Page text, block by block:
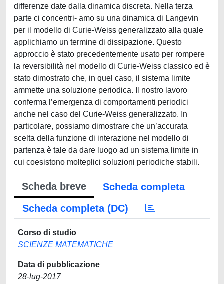
differenze date dalla dinamica discreta. Nella terza
parte ci concentri- amo su una dinamica di Langevin
per il modello di Curie-Weiss generalizzato alla quale
applichiamo un termine di dissipazione. Questo
approccio è stato precedentemente usato per rompere
la reversibilità nel modello di Curie-Weiss classico ed è
stato dimostrato che, in quel caso, il sistema limite
ammette una soluzione periodica. Il nostro lavoro
conferma l’emergenza di comportamenti periodici
anche nel caso del Curie-Weiss generalizzato. In
particolare, possiamo dimostrare che un’accurata
scelta della funzione di interazione nel modello di
partenza è tale da dare luogo ad un sistema limite in
cui coesistono molteplici soluzioni periodiche stabili.
Scheda breve
Scheda completa
Scheda completa (DC)
Corso di studio
SCIENZE MATEMATICHE
Data di pubblicazione
28-lug-2017